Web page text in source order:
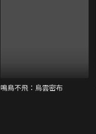
鳴鳥不飛：烏雲密布